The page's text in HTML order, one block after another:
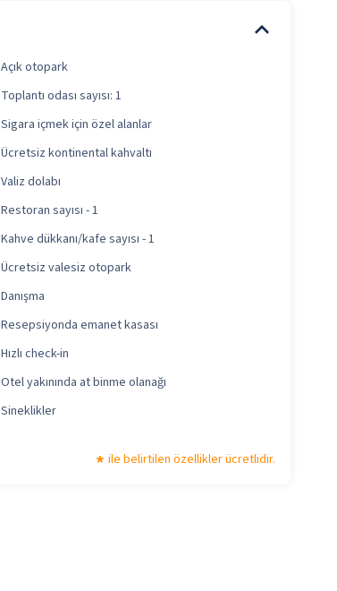
Açık otopark
Toplantı odası sayısı: 1
Sigara içmek için özel alanlar
Ücretsiz kontinental kahvaltı
Valiz dolabı
Restoran sayısı - 1
Kahve dükkanı/kafe sayısı - 1
Ücretsiz valesiz otopark
Danışma
Resepsiyonda emanet kasası
Hızlı check-in
Otel yakınında at binme olanağı
Sineklikler
ile belirtilen özellikler ücretlidir.